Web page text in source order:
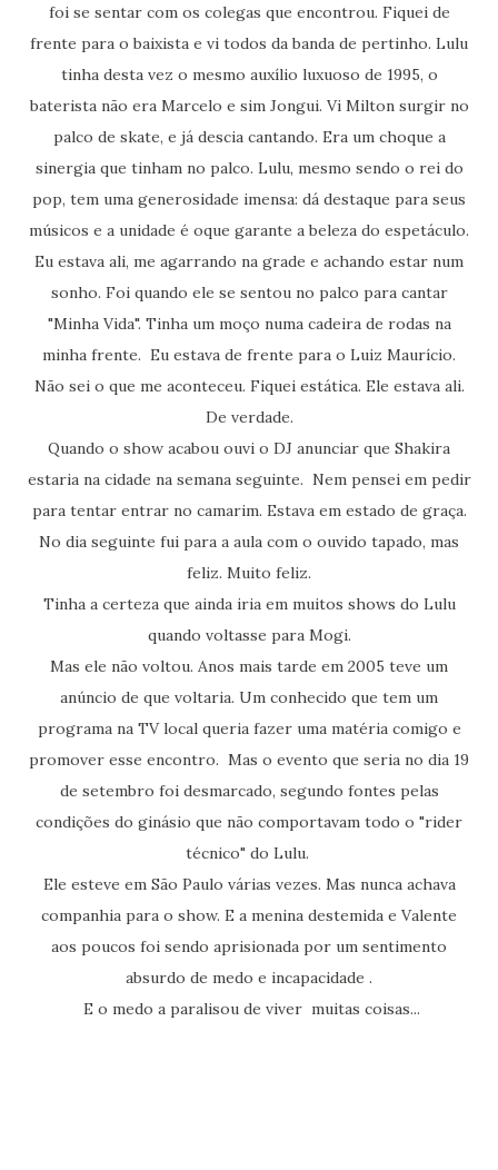
foi se sentar com os colegas que encontrou. Fiquei de
frente para o baixista e vi todos da banda de pertinho. Lulu
tinha desta vez o mesmo auxílio luxuoso de 1995, o
baterista não era Marcelo e sim Jongui. Vi Milton surgir no
palco de skate, e já descia cantando. Era um choque a
sinergia que tinham no palco. Lulu, mesmo sendo o rei do
pop, tem uma generosidade imensa: dá destaque para seus
músicos e a unidade é oque garante a beleza do espetáculo.
Eu estava ali, me agarrando na grade e achando estar num
sonho. Foi quando ele se sentou no palco para cantar
"Minha Vida". Tinha um moço numa cadeira de rodas na
minha frente. Eu estava de frente para o Luiz Maurício.
Não sei o que me aconteceu. Fiquei estática. Ele estava ali.
De verdade.
Quando o show acabou ouvi o DJ anunciar que Shakira
estaria na cidade na semana seguinte. Nem pensei em pedir
para tentar entrar no camarim. Estava em estado de graça.
No dia seguinte fui para a aula com o ouvido tapado, mas
feliz. Muito feliz.
Tinha a certeza que ainda iria em muitos shows do Lulu
quando voltasse para Mogi.
Mas ele não voltou. Anos mais tarde em 2005 teve um
anúncio de que voltaria. Um conhecido que tem um
programa na TV local queria fazer uma matéria comigo e
promover esse encontro. Mas o evento que seria no dia 19
de setembro foi desmarcado, segundo fontes pelas
condições do ginásio que não comportavam todo o "rider
técnico" do Lulu.
Ele esteve em São Paulo várias vezes. Mas nunca achava
companhia para o show. E a menina destemida e Valente
aos poucos foi sendo aprisionada por um sentimento
absurdo de medo e incapacidade .
E o medo a paralisou de viver muitas coisas...